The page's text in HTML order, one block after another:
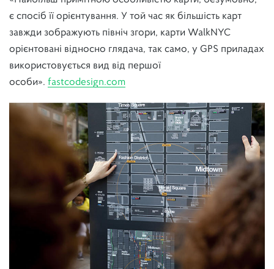
є спосіб її орієнтування. У той час як більшість карт
завжди зображують північ згори, карти WalkNYC
орієнтовані відносно глядача, так само, у GPS приладах
використовується вид від першої
особи». fastcodesign.com